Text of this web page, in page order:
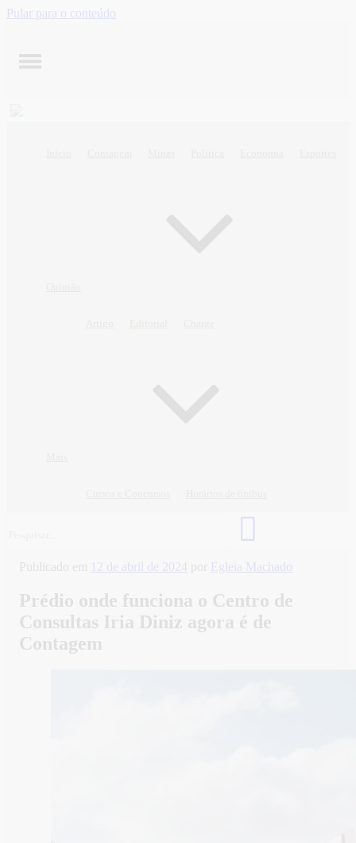
Pular para o conteúdo
Publicado em 12 de abril de 2024 por Egleia Machado
Prédio onde funciona o Centro de
Consultas Iria Diniz agora é de
Contagem